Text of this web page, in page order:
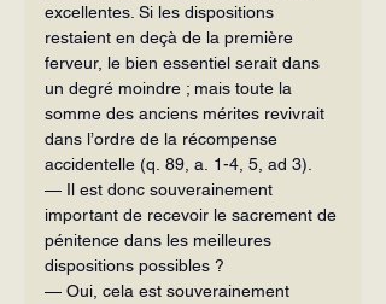
excellentes. Si les dispositions
restaient en deçà de la première
ferveur, le bien essentiel serait dans
un degré moindre ; mais toute la
somme des anciens mérites revivrait
dans l’ordre de la récompense
accidentelle (q. 89, a. 1-4, 5, ad 3).
— Il est donc souverainement
important de recevoir le sacrement de
pénitence dans les meilleures
dispositions possibles ?
— Oui, cela est souverainement